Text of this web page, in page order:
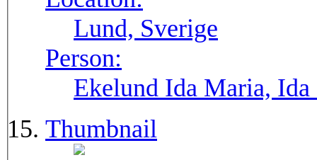
Lund, Sverige
Person:
Ekelund Ida Maria, Ida
Thumbnail